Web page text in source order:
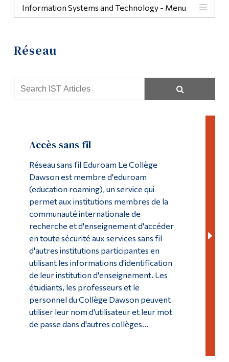
Information Systems and Technology - Menu
Ressources informatiques
Réalisations 2023-24
Réseau
Accès sans fil
Réseau sans fil Eduroam Le Collège
Dawson est membre d'eduroam
(education roaming), un service qui
permet aux institutions membres de la
communauté internationale de
recherche et d'enseignement d'accéder
en toute sécurité aux services sans fil
d'autres institutions participantes en
utilisant les informations d'identification
de leur institution d'enseignement. Les
étudiants, les professeurs et le
personnel du Collège Dawson peuvent
utiliser leur nom d'utilisateur et leur mot
de passe dans d'autres collèges...
Liens rapides
Admissions
La vie à Dawson
Qui vous êtes
Futurs étudiants
Étudiants actuels
Corps enseignant et
personnel administratif
Diplômé·es et visiteur·euses